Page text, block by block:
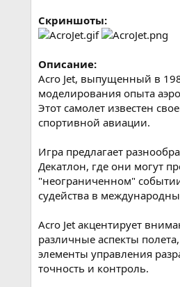
Скриншоты:
Описание:
Acro Jet, выпущенный в
моделирования опыта
Этот самолет известен
спортивной авиации.
Игра предлагает
Декатлон, где они могут
"неограниченном"
судейства в
Acro Jet акцентирует
различные аспекты
элементы управления
точность и контроль.